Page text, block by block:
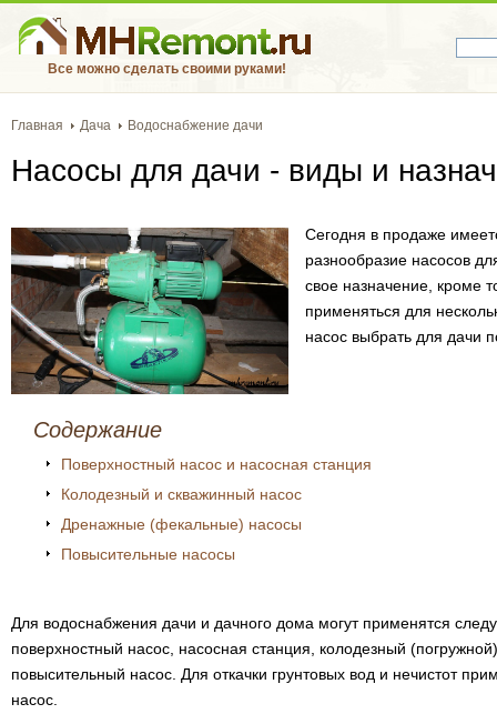
Все можно сделать своими руками!
Главная Дача Водоснабжение дачи
Насосы для дачи - виды и
Сегодня в продаже
разнообразие насосов
свое назначение, кроме
применяться для
насос выбрать для дачи
Содержание
Поверхностный насос и насосная станция
Колодезный и скважинный насос
Дренажные (фекальные) насосы
Повысительные насосы
Для водоснабжения дачи и дачного дома могут применятся
поверхностный насос, насосная станция, колодезный
повысительный насос. Для откачки грунтовых вод и нечистот
насос.